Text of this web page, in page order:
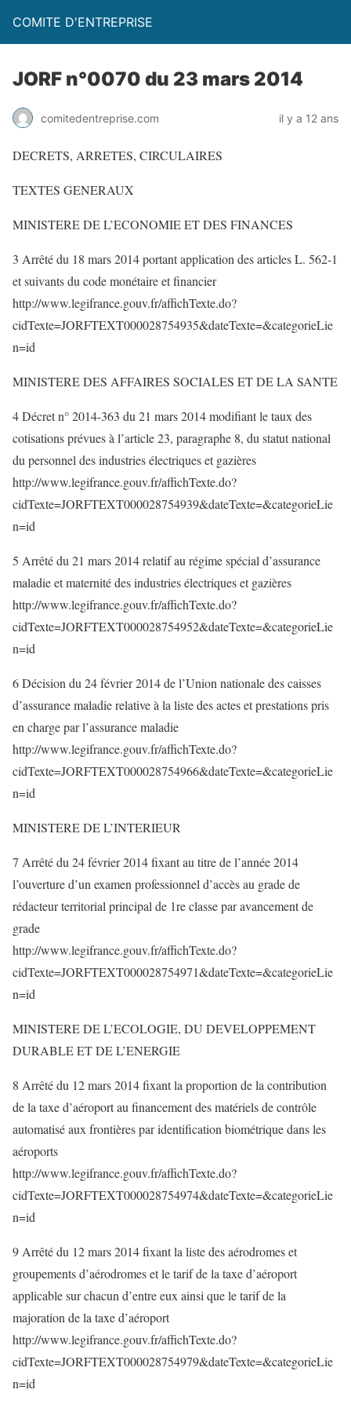
COMITE D'ENTREPRISE
JORF n°0070 du 23 mars 2014
comitedentreprise.com il y a 12 ans
DECRETS, ARRETES, CIRCULAIRES
TEXTES GENERAUX
MINISTERE DE L’ECONOMIE ET DES FINANCES
3 Arrêté du 18 mars 2014 portant application des articles L. 562-1
et suivants du code monétaire et financier
http://www.legifrance.gouv.fr/affichTexte.do?
cidTexte=JORFTEXT000028754935&dateTexte=&categorieLie
n=id
MINISTERE DES AFFAIRES SOCIALES ET DE LA SANTE
4 Décret n° 2014-363 du 21 mars 2014 modifiant le taux des
cotisations prévues à l’article 23, paragraphe 8, du statut national
du personnel des industries électriques et gazières
http://www.legifrance.gouv.fr/affichTexte.do?
cidTexte=JORFTEXT000028754939&dateTexte=&categorieLie
n=id
5 Arrêté du 21 mars 2014 relatif au régime spécial d’assurance
maladie et maternité des industries électriques et gazières
http://www.legifrance.gouv.fr/affichTexte.do?
cidTexte=JORFTEXT000028754952&dateTexte=&categorieLie
n=id
6 Décision du 24 février 2014 de l’Union nationale des caisses
d’assurance maladie relative à la liste des actes et prestations pris
en charge par l’assurance maladie
http://www.legifrance.gouv.fr/affichTexte.do?
cidTexte=JORFTEXT000028754966&dateTexte=&categorieLie
n=id
MINISTERE DE L’INTERIEUR
7 Arrêté du 24 février 2014 fixant au titre de l’année 2014
l’ouverture d’un examen professionnel d’accès au grade de
rédacteur territorial principal de 1re classe par avancement de
grade
http://www.legifrance.gouv.fr/affichTexte.do?
cidTexte=JORFTEXT000028754971&dateTexte=&categorieLie
n=id
MINISTERE DE L’ECOLOGIE, DU DEVELOPPEMENT
DURABLE ET DE L’ENERGIE
8 Arrêté du 12 mars 2014 fixant la proportion de la contribution
de la taxe d’aéroport au financement des matériels de contrôle
automatisé aux frontières par identification biométrique dans les
aéroports
http://www.legifrance.gouv.fr/affichTexte.do?
cidTexte=JORFTEXT000028754974&dateTexte=&categorieLie
n=id
9 Arrêté du 12 mars 2014 fixant la liste des aérodromes et
groupements d’aérodromes et le tarif de la taxe d’aéroport
applicable sur chacun d’entre eux ainsi que le tarif de la
majoration de la taxe d’aéroport
http://www.legifrance.gouv.fr/affichTexte.do?
cidTexte=JORFTEXT000028754979&dateTexte=&categorieLie
n=id